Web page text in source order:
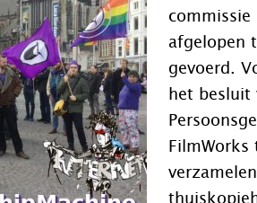
commissie
afgelopen
gevoerd.
het besluit
FilmWorks